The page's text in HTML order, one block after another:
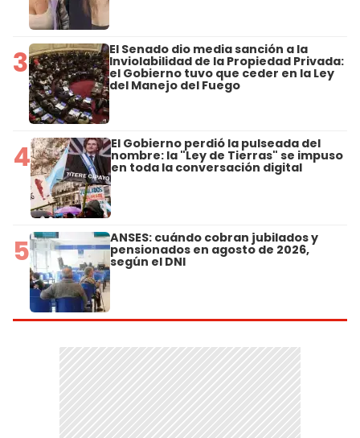
3 El Senado dio media sanción a la
Inviolabilidad de la Propiedad Privada:
el Gobierno tuvo que ceder en la Ley
del Manejo del Fuego
4 El Gobierno perdió la pulseada del
nombre: la "Ley de Tierras" se impuso
en toda la conversación digital
5 ANSES: cuándo cobran jubilados y
pensionados en agosto de 2026,
según el DNI